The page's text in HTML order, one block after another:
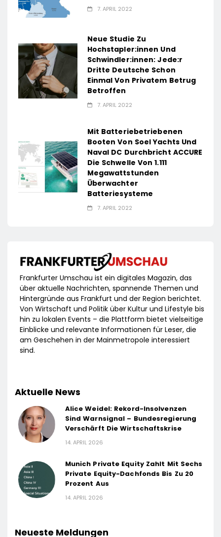
7. APRIL 2022
Neue Studie Zu
Hochstapler:innen Und
Schwindler:innen: Jede:r
Dritte Deutsche Schon
Einmal Von Privatem Betrug
Betroffen
7. APRIL 2022
Mit Batteriebetriebenen
Booten Von Soel Yachts Und
Naval DC Durchbricht ACCURE
Die Schwelle Von 1.111
Megawattstunden
Überwachter
Batteriesysteme
7. APRIL 2022
Frankfurter Umschau ist ein digitales Magazin, das
über aktuelle Nachrichten, spannende Themen und
Hintergründe aus Frankfurt und der Region berichtet.
Von Wirtschaft und Politik über Kultur und Lifestyle bis
hin zu lokalen Events – die Plattform bietet vielseitige
Einblicke und relevante Informationen für Leser, die
am Geschehen in der Mainmetropole interessiert
sind.
Aktuelle News
Alice Weidel: Rekord-Insolvenzen
Sind Warnsignal – Bundesregierung
Verschärft Die Wirtschaftskrise
14. APRIL 2026
Munich Private Equity Zahlt Mit Sechs
Private Equity-Dachfonds Bis Zu 20
Prozent Aus
14. APRIL 2026
Neueste Meldungen